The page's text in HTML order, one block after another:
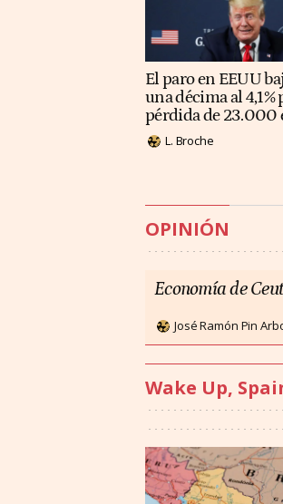
El paro en EEUU
una décima al 4,1%
pérdida de 23.000
L. Broche
OPINIÓN
Economía de
José Ramón Pin
Wake Up,